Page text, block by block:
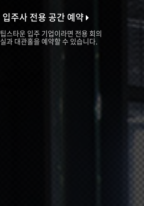
입주사 전용 공간 예약
팁스타운 입주 기업이라면 전용 회의
실과 대관홀을 예약할 수 있습니다.